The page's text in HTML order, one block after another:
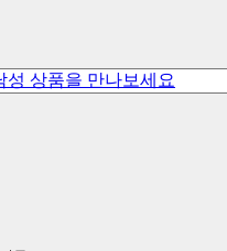
성 상품을 만나보세요